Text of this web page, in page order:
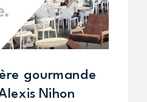
gourmande
Nihon